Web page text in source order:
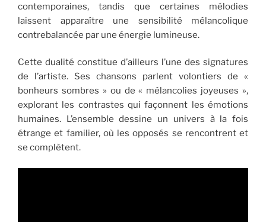
contemporaines, tandis que certaines mélodies
laissent apparaître une sensibilité mélancolique
contrebalancée par une énergie lumineuse.
Cette dualité constitue d’ailleurs l’une des signatures
de l’artiste. Ses chansons parlent volontiers de «
bonheurs sombres » ou de « mélancolies joyeuses »,
explorant les contrastes qui façonnent les émotions
humaines. L’ensemble dessine un univers à la fois
étrange et familier, où les opposés se rencontrent et
se complètent.